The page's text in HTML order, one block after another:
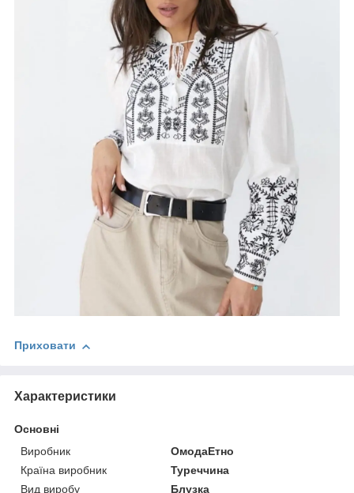
Приховати
Характеристики
Основні
Виробник
ОмодаЕтно
Країна виробник
Туреччина
Вид виробу
Блузка